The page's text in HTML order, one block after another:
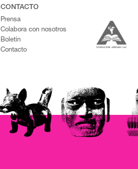
CONTACTO
Prensa
Colabora con nosotros
Boletín
Contacto